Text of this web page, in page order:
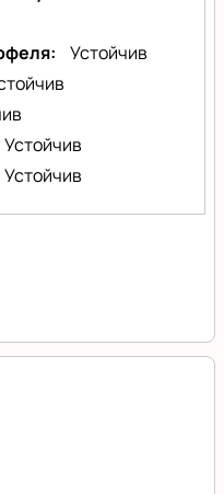
Устойчив
Устойчив
Устойчив